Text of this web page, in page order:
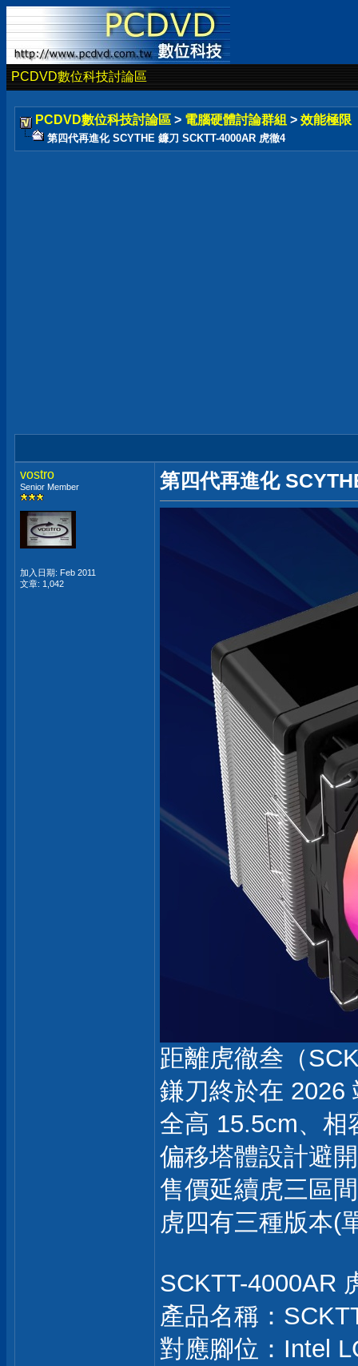
PCDVD數位科技討論區
PCDVD數位科技討論區 > 電腦硬體討論群組 > 效能極限
第四代再進化 SCYTHE 鐮刀 SCKTT-4000AR 虎徹4
vostro
Senior Member
加入日期: Feb 2011
文章: 1,042
第四代再進化
距離虎徹叁（
鎌刀終於在 2026
全高 15.5cm、相
偏移塔體設計避
售價延續虎三區
虎四有三種版本(
SCKTT-4000AR
產品名稱：
對應腳位：Intel